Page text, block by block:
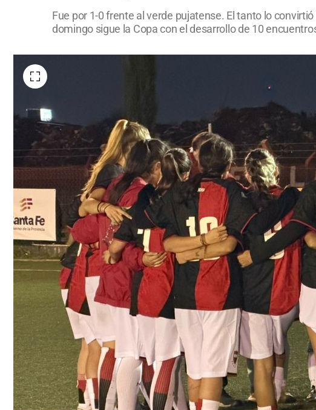
Fue por 1-0 frente al verde pujatense. El tanto lo
domingo sigue la Copa con el desarrollo de 10